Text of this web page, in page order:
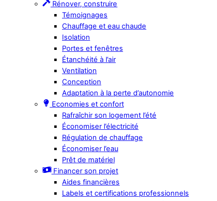
Rénover, construire
Témoignages
Chauffage et eau chaude
Isolation
Portes et fenêtres
Étanchéité à l’air
Ventilation
Conception
Adaptation à la perte d’autonomie
Economies et confort
Rafraîchir son logement l’été
Économiser l’électricité
Régulation de chauffage
Économiser l’eau
Prêt de matériel
Financer son projet
Aides financières
Labels et certifications professionnels